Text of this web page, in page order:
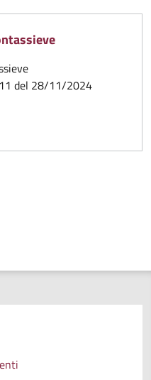
del 28/11/2024